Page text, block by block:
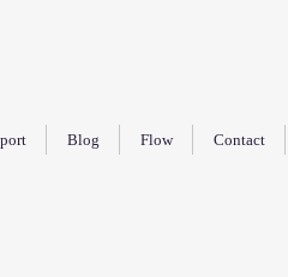
Blog Flow Contact